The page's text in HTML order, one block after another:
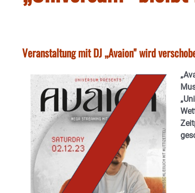
Veranstaltung mit DJ „Avaion" wird